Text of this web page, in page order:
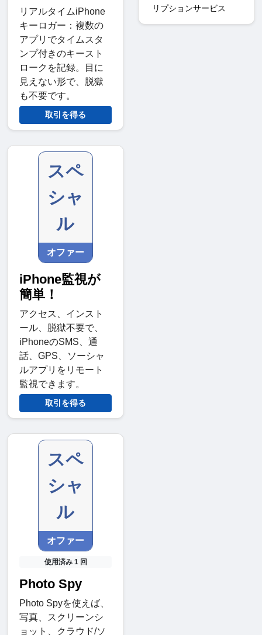
リアルタイムiPhone
キーロガー：複数の
アプリでタイムスタ
ンプ付きのキースト
ロークを記録。目に
見えない形で、脱獄
も不要です。
取引を得る
スペ
シャ
ル
オファー
iPhone監視が
簡単！
アクセス、インスト
ール、脱獄不要で、
iPhoneのSMS、通
話、GPS、ソーシャ
ルアプリをリモート
監視できます。
取引を得る
スペ
シャ
ル
オファー
使用済み 1 回
Photo Spy
Photo Spyを使えば、
写真、スクリーンシ
ョット、クラウド/ソ
リプションサービス